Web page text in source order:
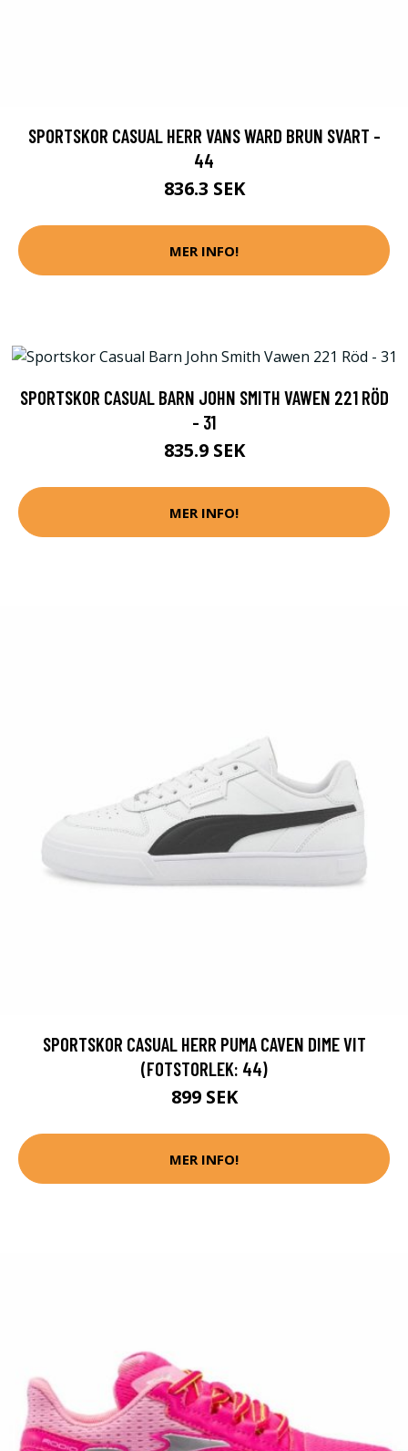
SPORTSKOR CASUAL HERR VANS WARD BRUN SVART -
44
836.3 SEK
MER INFO!
SPORTSKOR CASUAL BARN JOHN SMITH VAWEN 221 RÖD
- 31
835.9 SEK
MER INFO!
SPORTSKOR CASUAL HERR PUMA CAVEN DIME VIT
(FOTSTORLEK: 44)
899 SEK
MER INFO!